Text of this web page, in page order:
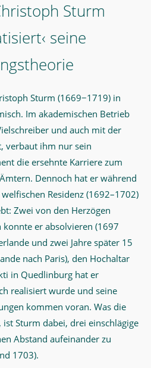
Sturm
seine
Sturm (1669−1719) in
Im akademischen Betrieb
und auch mit der
verbaut ihm nur sein
die ersehnte Karriere zum
Dennoch hat er während
Residenz (1692–1702)
Zwei von den Herzögen
er absolvieren (1697
und zwei Jahre später 15
nach Paris), den Hochaltar
in Quedlinburg hat er
realisiert wurde und seine
kommen voran. Was die
Sturm dabei, drei einschlägige
Abstand aufeinander zu
1703).